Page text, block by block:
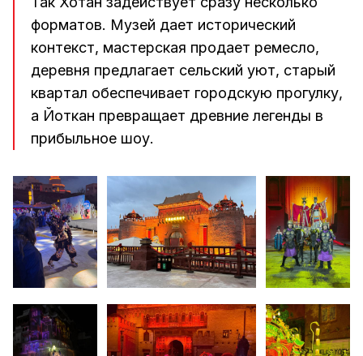
форматов. Музей дает исторический
контекст, мастерская продает ремесло,
деревня предлагает сельский уют, старый
квартал обеспечивает городскую прогулку,
а Йоткан превращает древние легенды в
прибыльное шоу.